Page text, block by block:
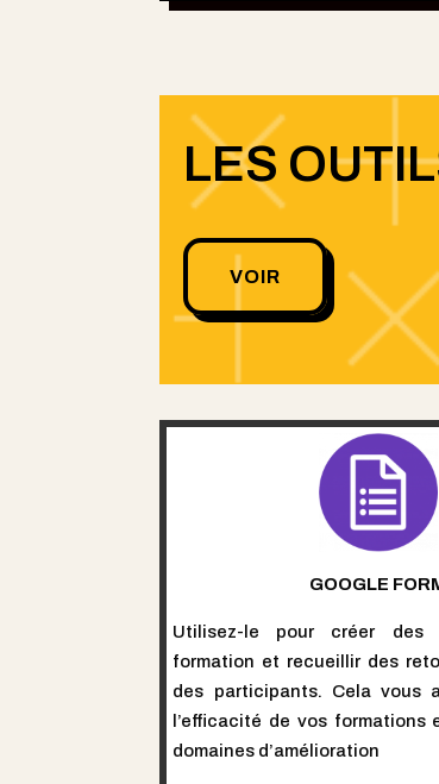
LES
VOIR
GOOGLE
Utilisez-le pour créer des
formation et recueillir des
des participants. Cela vous
l’efficacité de vos
domaines d’amélioration